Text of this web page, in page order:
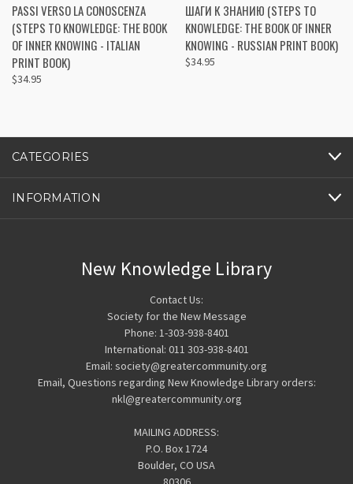
PASSI VERSO LA CONOSCENZA
(STEPS TO KNOWLEDGE: THE BOOK
OF INNER KNOWING - ITALIAN
PRINT BOOK)
$34.95
ШАГИ К ЗНАНИЮ (STEPS TO
KNOWLEDGE: THE BOOK OF INNER
KNOWING - RUSSIAN PRINT BOOK)
$34.95
CATEGORIES
INFORMATION
New Knowledge Library
Contact Us:
Society for the New Message
Phone: 1-303-938-8401
International: 011 303-938-8401
Email: society@greatercommunity.org
Email, Questions regarding New Knowledge Library orders:
nkl@greatercommunity.org
MAILING ADDRESS:
P.O. Box 1724
Boulder, CO USA